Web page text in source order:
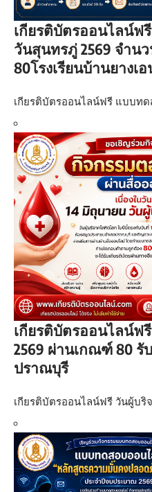
เกียรติบัตรออนไลน์
วันสุนทรภู่ 2569 จำน
80โรงเรียนบ้านยางเ
เกียรติบัตรออนไลน์ฟรี แบบท
เกียรติบัตรออนไลน์ฟ
2569 ผ่านเกณฑ์ 80 รั
ปราณบุรี
เกียรติบัตรออนไลน์ฟรี วันผู้บ